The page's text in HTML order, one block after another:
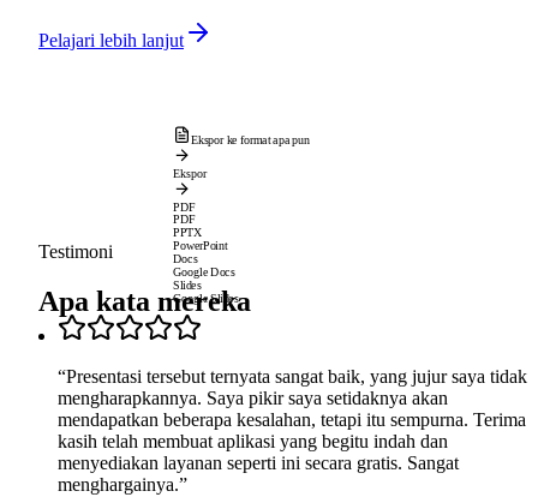
Pelajari lebih lanjut
Ekspor ke format apa pun
Ekspor
PDF
PDF
PPTX
PowerPoint
Docs
Google Docs
Slides
Google Slides
Testimoni
Apa kata mereka
“Presentasi tersebut ternyata sangat baik, yang jujur saya tidak
mengharapkannya. Saya pikir saya setidaknya akan
mendapatkan beberapa kesalahan, tetapi itu sempurna. Terima
kasih telah membuat aplikasi yang begitu indah dan
menyediakan layanan seperti ini secara gratis. Sangat
menghargainya.”